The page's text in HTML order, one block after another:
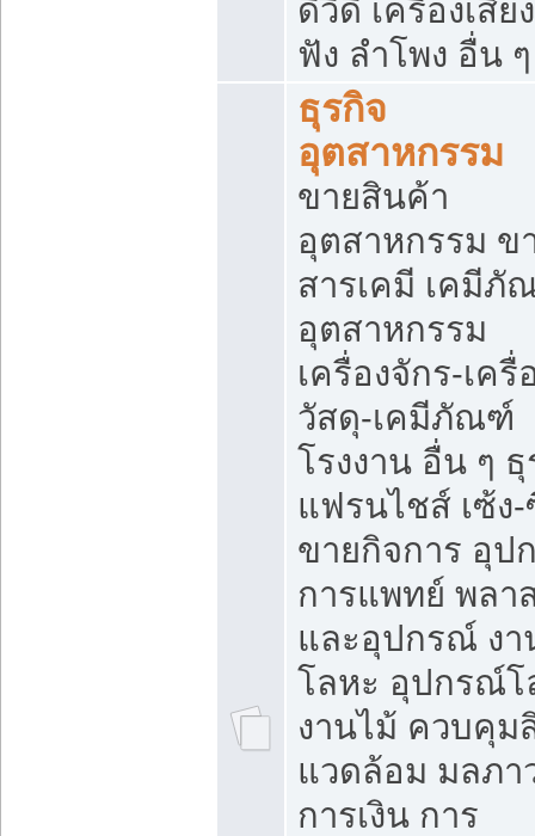
ดีวีดี เครื่องเสีย
ฟัง ลำโพง อื่น ๆ
ธุรกิจ
อุตสาหกรรม
ขายสินค้า
อุตสาหกรรม ข
สารเคมี เคมีภั
อุตสาหกรรม
เครื่องจักร-เครื่
วัสดุ-เคมีภัณฑ์
โรงงาน อื่น ๆ
แฟรนไชส์ เซ้ง
ขายกิจการ อุป
การแพทย์ พลา
และอุปกรณ์ งา
โลหะ อุปกรณ์โ
งานไม้ ควบคุม
แวดล้อม มลภา
การเงิน การ